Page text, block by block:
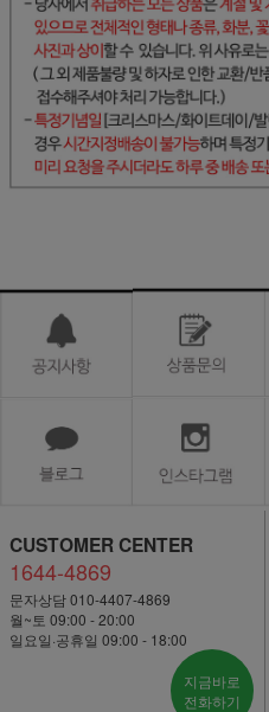
CUSTOMER CENTER
1644-4869
문자상담 010-4407-4869
월~토 09:00 - 20:00
일요일·공휴일 09:00 - 18:00
지금바로
전화하기